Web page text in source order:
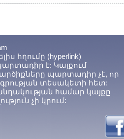
հղումը (hyperlink)
պարտադիր է: Կայքում
պարտադիր չէ, որ
տեսակետի հետ:
համար կայքը
չի կրում: